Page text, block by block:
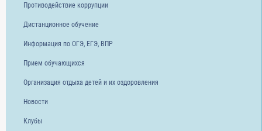
Противодействие коррупции
Дистанционное обучение
Информация по ОГЭ, ЕГЭ, ВПР
Прием обучающихся
Организация отдыха детей и их оздоровления
Новости
Клубы